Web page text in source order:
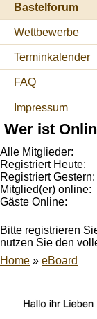
Bastelforum
Wettbewerbe
Terminkalender
FAQ
Impressum
Wer ist
Alle Mitglieder:
Registriert Heute:
Registriert Gestern:
Mitglied(er) online:
Gäste Online:
Bitte registrieren
nutzen Sie den
Home » eBoard